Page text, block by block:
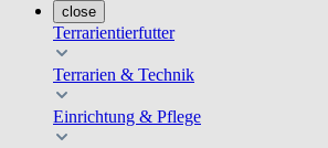
close
Terrarientierfutter
Terrarien & Technik
Einrichtung & Pflege